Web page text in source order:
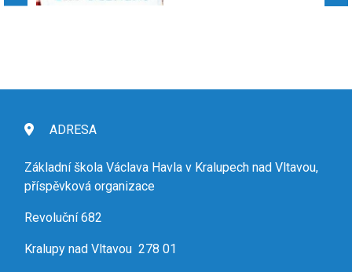
ADRESA
Základní škola Václava Havla v Kralupech nad Vltavou,
příspěvková organizace
Revoluční 682
Kralupy nad Vltavou 278 01